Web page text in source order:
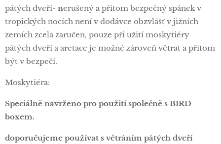
pátých dveří- nerušený a přitom bezpečný spánek v
tropických nocích není v dodávce obzvlášť v jižních
zemích zcela zaručen, pouze při užití moskytiéry
pátých dveří a aretace je možné zároveň větrat a přitom
být v bezpečí.
Moskytiéra:
Speciálně navrženo pro použití společně s BIRD
boxem.
doporučujeme používat s větráním pátých dveří